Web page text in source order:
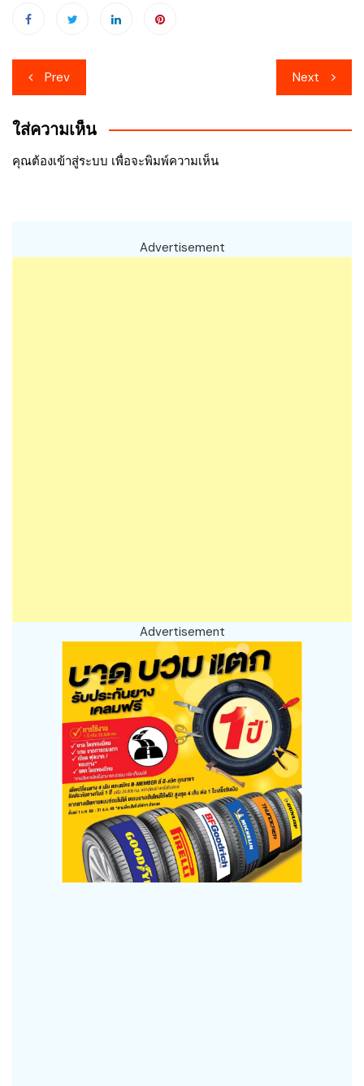
เมนู
นำทาง
เรื่อง
Prev Next
ใส่ความเห็น
คุณต้องเข้าสู่ระบบ เพื่อจะพิมพ์ความเห็น
Advertisement
Advertisement